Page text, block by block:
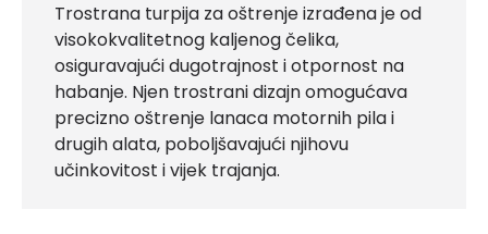
Trostrana turpija za oštrenje izrađena je od
visokokvalitetnog kaljenog čelika,
osiguravajući dugotrajnost i otpornost na
habanje. Njen trostrani dizajn omogućava
precizno oštrenje lanaca motornih pila i
drugih alata, poboljšavajući njihovu
učinkovitost i vijek trajanja.